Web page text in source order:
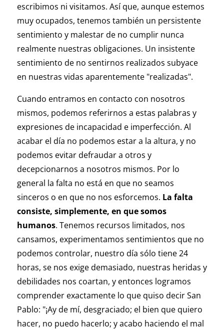
escribimos ni visitamos. Así que, aunque estemos
muy ocupados, tenemos también un persistente
sentimiento y malestar de no cumplir nunca
realmente nuestras obligaciones. Un insistente
sentimiento de no sentirnos realizados subyace
en nuestras vidas aparentemente "realizadas".
Cuando entramos en contacto con nosotros
mismos, podemos referirnos a estas palabras y
expresiones de incapacidad e imperfección. Al
acabar el día no podemos estar a la altura, y no
podemos evitar defraudar a otros y
decepcionarnos a nosotros mismos. Por lo
general la falta no está en que no seamos
sinceros o en que no nos esforcemos. La falta
consiste, simplemente, en que somos
humanos. Tenemos recursos limitados, nos
cansamos, experimentamos sentimientos que no
podemos controlar, nuestro día sólo tiene 24
horas, se nos exige demasiado, nuestras heridas y
debilidades nos coartan, y entonces logramos
comprender exactamente lo que quiso decir San
Pablo: "¡Ay de mí, desgraciado; el bien que quiero
hacer, no puedo hacerlo; y acabo haciendo el mal